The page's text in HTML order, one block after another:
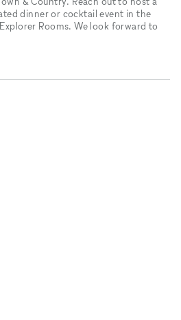
dinner or cocktail event in the
Rooms. We look forward to